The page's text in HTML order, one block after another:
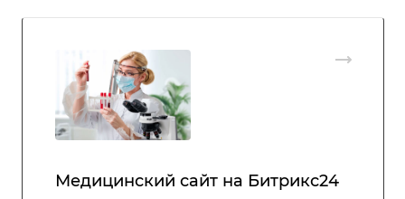
Медицинский сайт на Битрикс24